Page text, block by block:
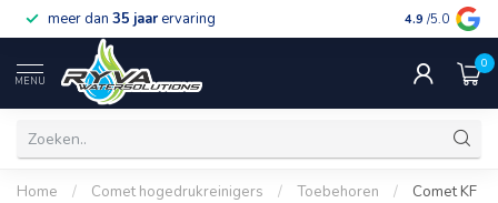
meer dan 35 jaarervaring gratis
4.9 /5.0
MENU
0
Home / Comet hogedrukreinigers / Toebehoren /
Comet KF